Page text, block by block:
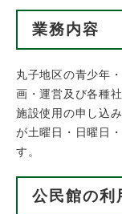
業務内容
丸子地区の青少年
画・運営及び各種
施設使用の申し込
が土曜日・日曜日
す。
公民館の利